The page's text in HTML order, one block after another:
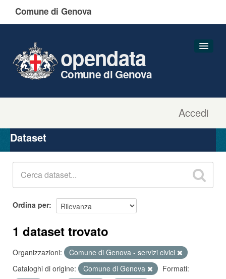
Comune di Genova
Accedi
opendata
Comune di Genova
Organizzazioni
Gruppi
Dataset
Ordina per
1 dataset trovato
Organizzazioni:
Comune di Genova - servizi civici
Cataloghi di origine:
Comune di Genova
Formati: